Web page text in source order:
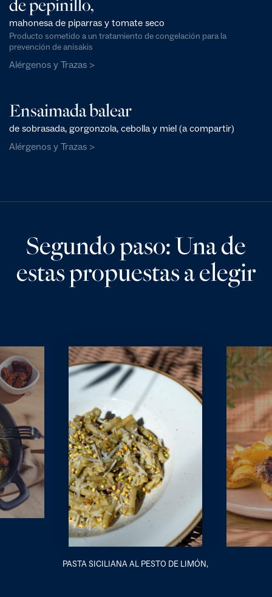
mahonesa de piparras y tomate seco
Producto sometido a un tratamiento de congelación para la
prevención de anisakis
Alérgenos y Trazas >
Ensaimada balear
de sobrasada, gorgonzola, cebolla y miel (a compartir)
Alérgenos y Trazas >
Segundo paso: Una de
estas propuestas a elegir
PASTA SICILIANA AL PESTO DE LIMÓN,